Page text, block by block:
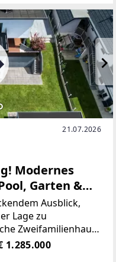
21.07.2026
Modernes
Garten &
Ausblick,
Lage zu
Zweifamilienhaus
bietet eine seltene
Wohnen inmitten
1.285.000